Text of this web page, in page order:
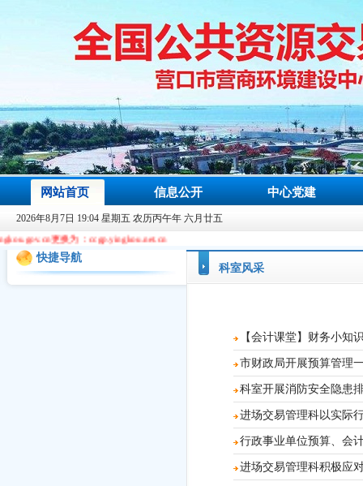
网站首页 信息公开 中心党建
2026年8月7日 19:04 星期五 农历丙午年 六月廿五
更换为：ccgp.yingkou.net.cn
快捷导航
科室风采
【会计课堂】财务小知
市财政局开展预算管理
科室开展消防安全隐患
进场交易管理科以实际
行政事业单位预算、会
进场交易管理科积极应